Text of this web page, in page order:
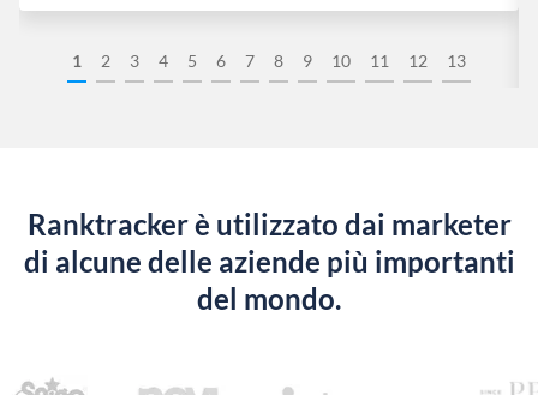
1 2 3 4 5 6 7 8 9 10 11 12 13
Ranktracker è utilizzato dai marketer
di alcune delle aziende più importanti
del mondo.